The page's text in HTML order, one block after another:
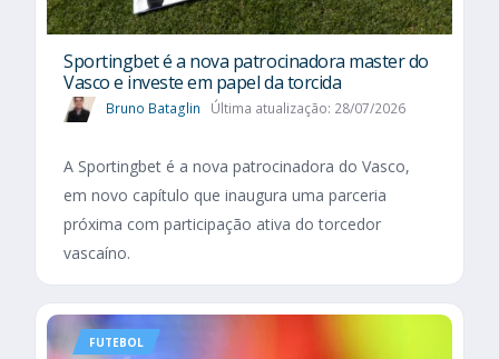
Sportingbet é a nova patrocinadora master do
Vasco e investe em papel da torcida
Bruno Bataglin Última atualização: 28/07/2026
A Sportingbet é a nova patrocinadora do Vasco,
em novo capítulo que inaugura uma parceria
próxima com participação ativa do torcedor
vascaíno.
FUTEBOL